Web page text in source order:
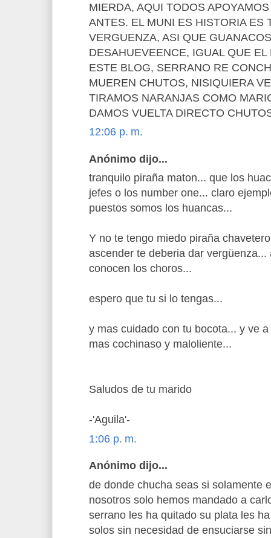
MIERDA, AQUI TODOS
ANTES. EL MUNI ES HISTORIA ES
VERGUENZA, ASI QUE
DESAHUEVEENCE, IGUAL QUE
ESTE BLOG, SERRANO RE
MUEREN CHUTOS, NISIQUIERA
TIRAMOS NARANJAS COMO
DAMOS VUELTA DIRECTO
12:06 p. m.
Anónimo dijo...
tranquilo piraña maton... que los
jefes o los number one... claro
puestos somos los huancas...
Y no te tengo miedo piraña
ascender te deberia dar
conocen los choros...
espero que tu si lo tengas...
y mas cuidado con tu bocota... y ve
mas cochinaso y maloliente...
Saludos de tu marido
-'Aguila'-
1:06 p. m.
Anónimo dijo...
de donde chucha seas si solamente
nosotros solo hemos mandado a
serrano les ha quitado su plata les
solos sin necesidad de ensuciarse